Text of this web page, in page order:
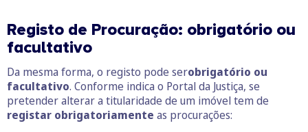
Registo de Procuração: obrigatório ou
facultativo
Da mesma forma, o registo pode serobrigatório ou
facultativo. Conforme indica o Portal da Justiça, se
pretender alterar a titularidade de um imóvel tem de
registar obrigatoriamente as procurações: